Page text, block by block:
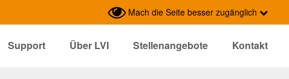
Mach die Seite besser zugänglich
Support Über LVI Stellenangebote
Kontakt